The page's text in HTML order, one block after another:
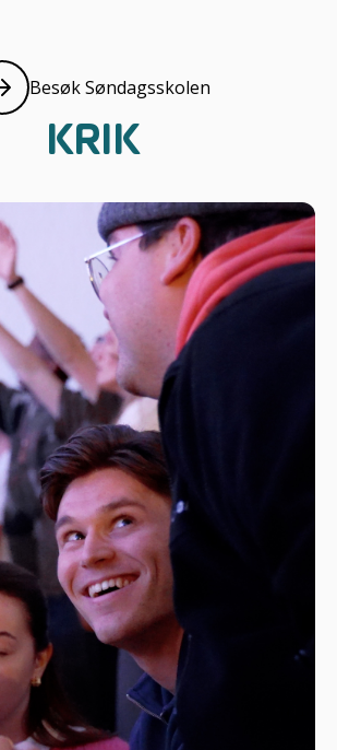
Les mer f
Besøk Søndagsskolen
KRIK